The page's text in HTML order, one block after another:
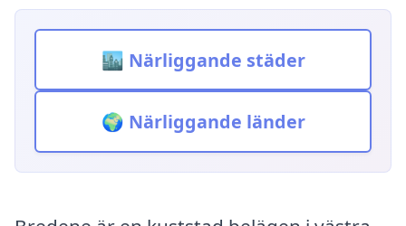
🏙️ Närliggande städer
🌍 Närliggande länder